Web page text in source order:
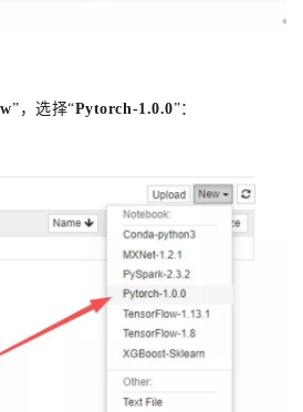
”，选择“Pytorch-1.0.0”：